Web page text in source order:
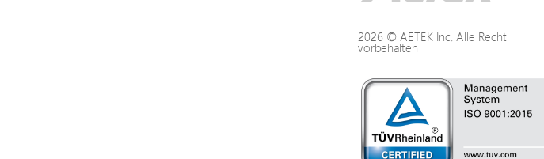
2026 © AETEK Inc. Alle Recht
vorbehalten